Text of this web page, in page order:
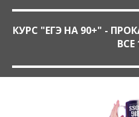
КУРС "ЕГЭ НА 90+" -
ВСЕ